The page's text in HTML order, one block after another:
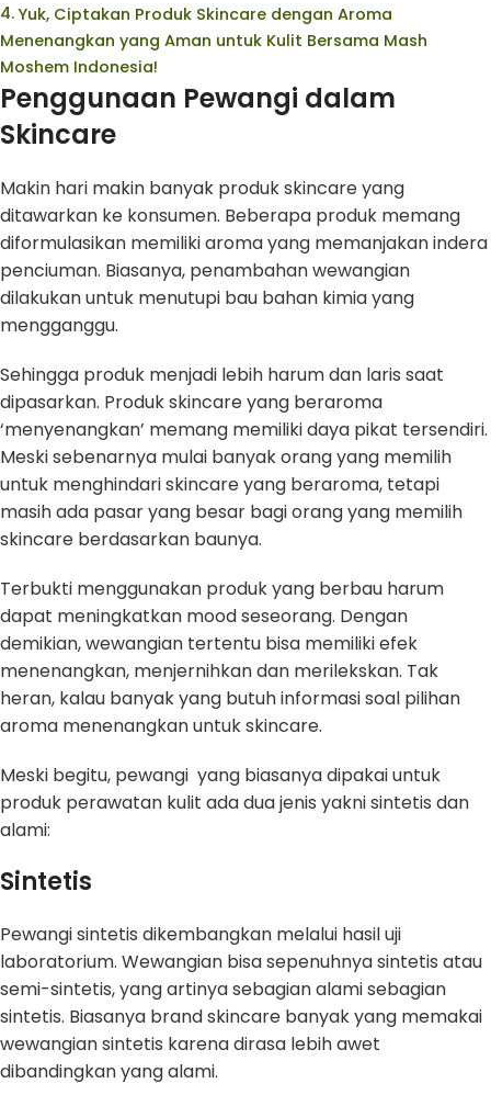
Yuk, Ciptakan Produk Skincare dengan Aroma
Menenangkan yang Aman untuk Kulit Bersama Mash
Moshem Indonesia!
Penggunaan Pewangi dalam
Skincare
Makin hari makin banyak produk skincare yang
ditawarkan ke konsumen. Beberapa produk memang
diformulasikan memiliki aroma yang memanjakan indera
penciuman. Biasanya, penambahan wewangian
dilakukan untuk menutupi bau bahan kimia yang
mengganggu.
Sehingga produk menjadi lebih harum dan laris saat
dipasarkan. Produk skincare yang beraroma
‘menyenangkan’ memang memiliki daya pikat tersendiri.
Meski sebenarnya mulai banyak orang yang memilih
untuk menghindari skincare yang beraroma, tetapi
masih ada pasar yang besar bagi orang yang memilih
skincare berdasarkan baunya.
Terbukti menggunakan produk yang berbau harum
dapat meningkatkan mood seseorang. Dengan
demikian, wewangian tertentu bisa memiliki efek
menenangkan, menjernihkan dan merilekskan. Tak
heran, kalau banyak yang butuh informasi soal pilihan
aroma menenangkan untuk skincare.
Meski begitu, pewangi yang biasanya dipakai untuk
produk perawatan kulit ada dua jenis yakni sintetis dan
alami:
Sintetis
Pewangi sintetis dikembangkan melalui hasil uji
laboratorium. Wewangian bisa sepenuhnya sintetis atau
semi-sintetis, yang artinya sebagian alami sebagian
sintetis. Biasanya brand skincare banyak yang memakai
wewangian sintetis karena dirasa lebih awet
dibandingkan yang alami.